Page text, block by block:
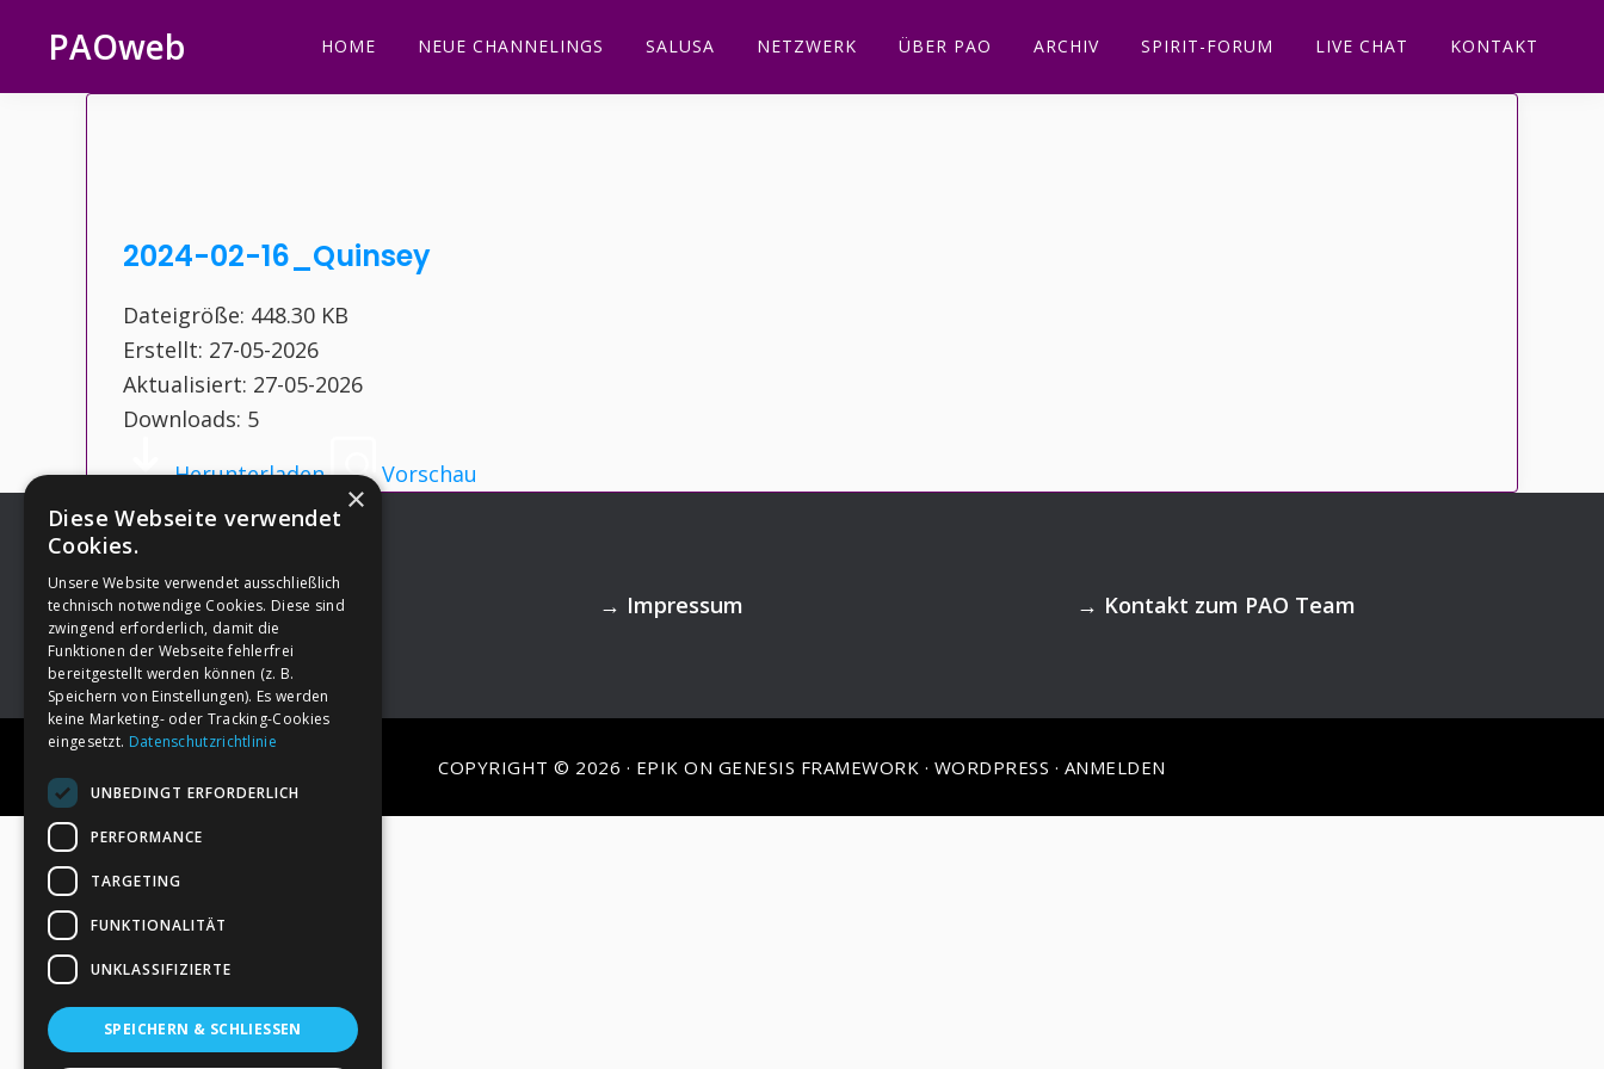
Hauptnavigation
springen
Inhalt
springen
Seitenspalte
springen
Fußzeile
springen
PAOweb HOME NEUE CHANNELINGS SALUSA NETZWERK ÜBER PAO ARCHIV SPIRIT-FORUM LIVE CHAT KONTAKT
2024-02-16_Quinsey
Dateigröße: 448.30 KB
Erstellt: 27-05-2026
Aktualisiert: 27-05-2026
Downloads: 5
Herunterladen
Vorschau
Footer →Deine Spende → Impressum → Kontakt zum PAO Team
COPYRIGHT © 2026 · EPIK ON GENESIS FRAMEWORK · WORDPRESS · ANMELDEN
×
Diese Webseite verwendet
Cookies.
Unsere Website verwendet ausschließlich
technisch notwendige Cookies. Diese sind
zwingend erforderlich, damit die
Funktionen der Webseite fehlerfrei
bereitgestellt werden können (z. B.
Speichern von Einstellungen). Es werden
keine Marketing- oder Tracking-Cookies
eingesetzt. Datenschutzrichtlinie
UNBEDINGT ERFORDERLICH
PERFORMANCE
TARGETING
FUNKTIONALITÄT
UNKLASSIFIZIERTE
SPEICHERN & SCHLIESSEN